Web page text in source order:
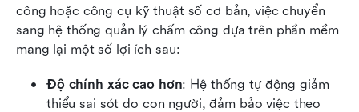
công hoặc công cụ kỹ thuật số cơ bản, việc chuyển
sang hệ thống quản lý chấm công dựa trên phần mềm
mang lại một số lợi ích sau:
Độ chính xác cao hơn: Hệ thống tự động giảm
thiểu sai sót do con người, đảm bảo việc theo